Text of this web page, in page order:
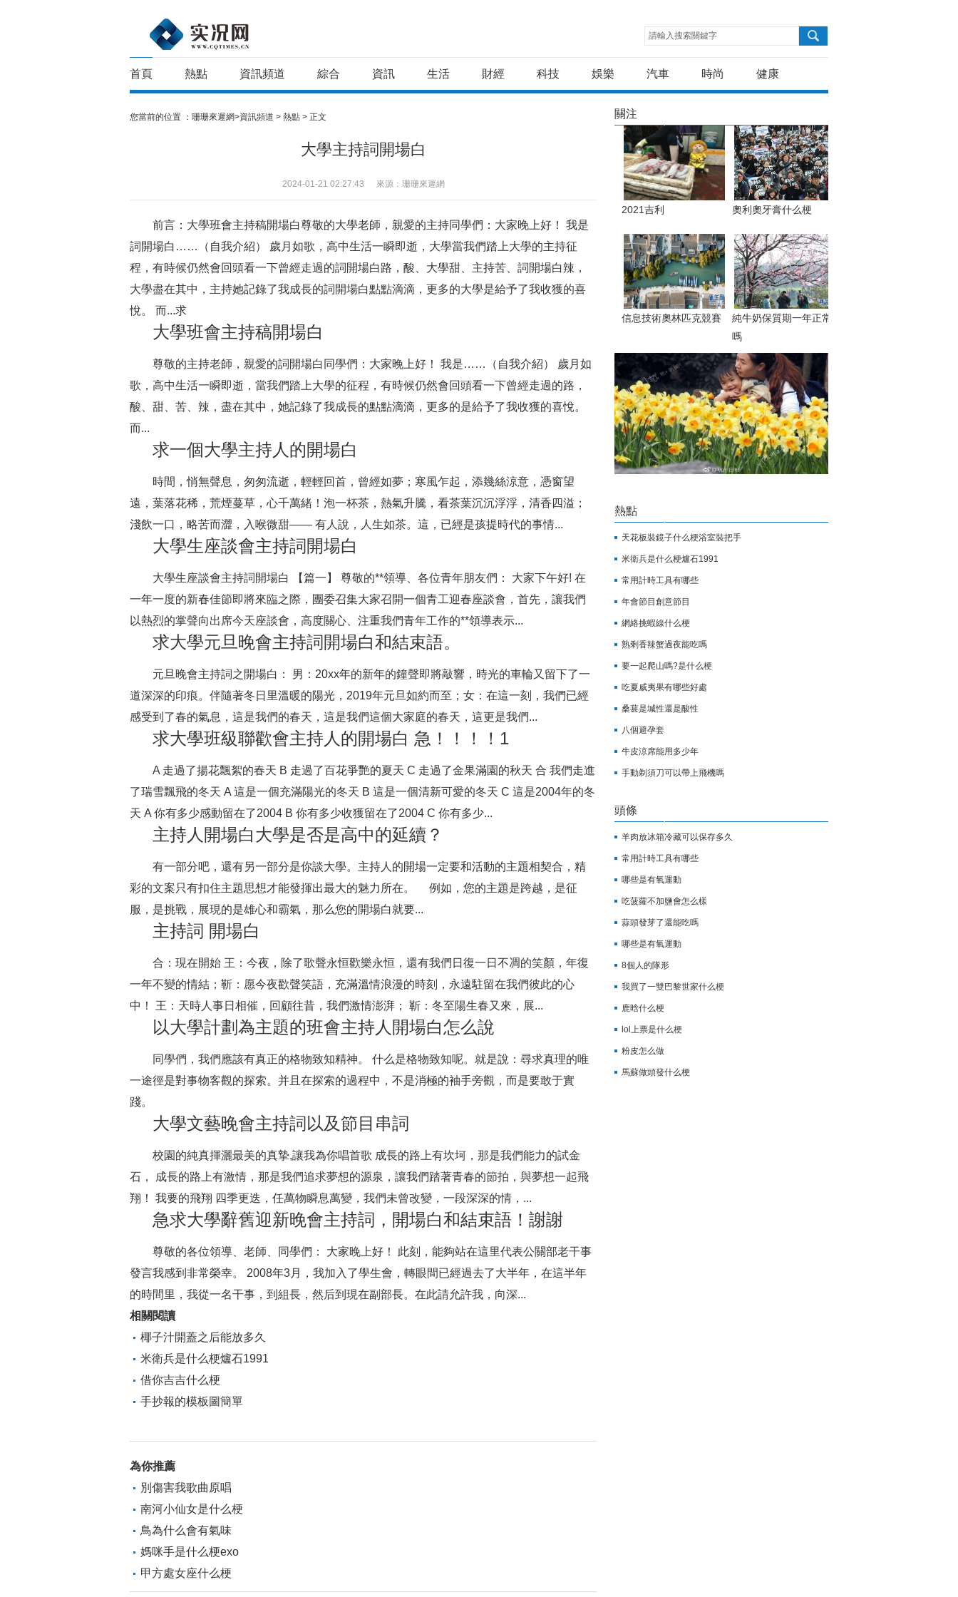
請輸入搜索關鍵字
首頁 熱點 資訊頻道 綜合 資訊 生活 財經 科技 娛樂 汽車 時尚 健康
您當前的位置 ： 珊珊來遲網>資訊頻道 > 熱點 > 正文
大學主持詞開場白
2024-01-21 02:27:43 來源：珊珊來遲網
前言：大學班會主持稿開場白尊敬的大學老師，親愛的主持同學們：大家晚上好！ 我是
詞開場白 ……（自我介紹） 歲月如歌，高中生活一瞬即逝，大學當我們踏上大學的主持征
程，有時候仍然會回頭看一下曾經走過的詞開場白路，酸、大學甜、主持苦、詞開場白辣，
大學盡在其中，主持她記錄了我成長的詞開場白點點滴滴，更多的大學是給予了我收獲的喜
悅。 而...求
大學班會主持稿開場白
尊敬的主持老師，親愛的詞開場白同學們：大家晚上好！ 我是……（自我介紹） 歲月如
歌，高中生活一瞬即逝，當我們踏上大學的征程，有時候仍然會回頭看一下曾經走過的路，
酸、甜、苦、辣，盡在其中，她記錄了我成長的點點滴滴，更多的是給予了我收獲的喜悅。
而...
求一個大學主持人的開場白
時間，悄無聲息，匆匆流逝，輕輕回首，曾經如夢；寒風乍起，添幾絲涼意，憑窗望
遠，葉落花稀，荒煙蔓草，心千萬緒！泡一杯茶，熱氣升騰，看茶葉沉沉浮浮，清香四溢；
淺飲一口，略苦而澀，入喉微甜—— 有人說，人生如茶。這，已經是孩提時代的事情...
大學生座談會主持詞開場白
大學生座談會主持詞開場白 【篇一】 尊敬的**領導、各位青年朋友們： 大家下午好! 在
一年一度的新春佳節即將來臨之際，團委召集大家召開一個青工迎春座談會，首先，讓我們
以熱烈的掌聲向出席今天座談會，高度關心、注重我們青年工作的**領導表示...
求大學元旦晚會主持詞開場白和結束語。
元旦晚會主持詞之開場白： 男：20xx年的新年的鐘聲即將敲響，時光的車輪又留下了一
道深深的印痕。伴隨著冬日里溫暖的陽光，2019年元旦如約而至；女：在這一刻，我們已經
感受到了春的氣息，這是我們的春天，這是我們這個大家庭的春天，這更是我們...
求大學班級聯歡會主持人的開場白 急！！！！1
A 走過了揚花飄絮的春天 B 走過了百花爭艷的夏天 C 走過了金果滿園的秋天 合 我們走進
了瑞雪飄飛的冬天 A 這是一個充滿陽光的冬天 B 這是一個清新可愛的冬天 C 這是2004年的冬
天 A 你有多少感動留在了2004 B 你有多少收獲留在了2004 C 你有多少...
主持人開場白大學是否是高中的延續？
有一部分吧，還有另一部分是你談大學。主持人的開場一定要和活動的主題相契合，精
彩的文案只有扣住主題思想才能發揮出最大的魅力所在。 例如，您的主題是跨越，是征
服，是挑戰，展現的是雄心和霸氣，那么您的開場白就要...
主持詞 開場白
合：現在開始 王：今夜，除了歌聲永恒歡樂永恒，還有我們日復一日不凋的笑顏，年復
一年不變的情結；靳：愿今夜歡聲笑語，充滿溫情浪漫的時刻，永遠駐留在我們彼此的心
中！ 王：天時人事日相催，回顧往昔，我們激情澎湃； 靳：冬至陽生春又來，展...
以大學計劃為主題的班會主持人開場白怎么說
同學們，我們應該有真正的格物致知精神。 什么是格物致知呢。就是說：尋求真理的唯
一途徑是對事物客觀的探索。并且在探索的過程中，不是消極的袖手旁觀，而是要敢于實
踐。
大學文藝晚會主持詞以及節目串詞
校園的純真揮灑最美的真摯,讓我為你唱首歌 成長的路上有坎坷，那是我們能力的試金
石， 成長的路上有激情，那是我們追求夢想的源泉，讓我們踏著青春的節拍，與夢想一起飛
翔！ 我要的飛翔 四季更迭，任萬物瞬息萬變，我們未曾改變，一段深深的情，...
急求大學辭舊迎新晚會主持詞，開場白和結束語！謝謝
尊敬的各位領導、老師、同學們： 大家晚上好！ 此刻，能夠站在這里代表公關部老干事
發言我感到非常榮幸。 2008年3月，我加入了學生會，轉眼間已經過去了大半年，在這半年
的時間里，我從一名干事，到組長，然后到現在副部長。在此請允許我，向深...
相關閱讀
椰子汁開蓋之后能放多久
米衛兵是什么梗爐石1991
借你吉吉什么梗
手抄報的模板圖簡單
為你推薦
別傷害我歌曲原唱
南河小仙女是什么梗
鳥為什么會有氣味
媽咪手是什么梗exo
甲方處女座什么梗
關注
2021吉利 奧利奧牙膏什么梗
信息技術奧林匹克競賽
純牛奶保質期一年正常
嗎
熱點
天花板裝鏡子什么梗浴室裝把手
米衛兵是什么梗爐石1991
常用計時工具有哪些
年會節目創意節目
網絡挑蝦線什么梗
熟剩香辣蟹過夜能吃嗎
要一起爬山嗎?是什么梗
吃夏威夷果有哪些好處
桑葚是堿性還是酸性
八個避孕套
牛皮涼席能用多少年
手動剃須刀可以帶上飛機嗎
頭條
羊肉放冰箱冷藏可以保存多久
常用計時工具有哪些
哪些是有氧運動
吃菠蘿不加鹽會怎么樣
蒜頭發芽了還能吃嗎
哪些是有氧運動
8個人的隊形
我買了一雙巴黎世家什么梗
鹿晗什么梗
lol上票是什么梗
粉皮怎么做
馬蘇做頭發什么梗